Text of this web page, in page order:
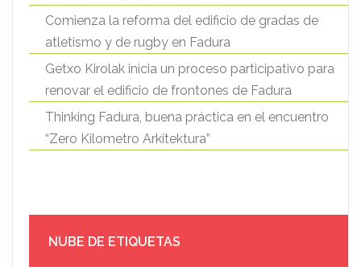
Comienza la reforma del edificio de gradas de
atletismo y de rugby en Fadura
Getxo Kirolak inicia un proceso participativo para
renovar el edificio de frontones de Fadura
Thinking Fadura, buena práctica en el encuentro
“Zero Kilometro Arkitektura”
NUBE DE ETIQUETAS